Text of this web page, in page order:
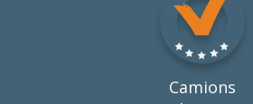
Camions